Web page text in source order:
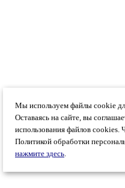
Мы используем файлы cookie
Оставаясь на сайте, вы
использования файлов cookies.
Политикой обработки
нажмите здесь.